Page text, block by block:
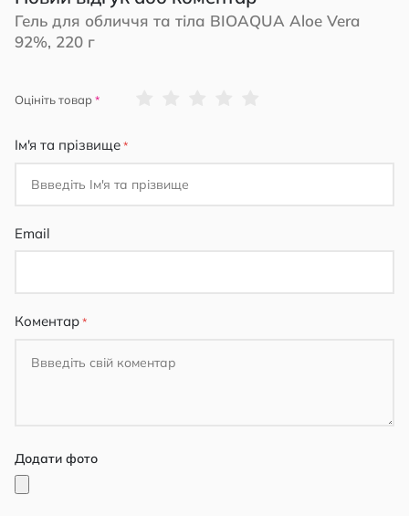
Гель для обличчя та тіла BIOAQUA Aloe Vera
92%, 220 г
Оцініть товар
Ім'я та прізвище
Email
Коментар
Додати фото